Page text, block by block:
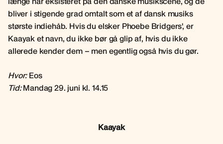
bliver i stigende grad omtalt som et af dansk musiks
største indiehåb. Hvis du elsker Phoebe Bridgers', er
Kaayak et navn, du ikke bør gå glip af, hvis du ikke
allerede kender dem – men egentlig også hvis du gør.
Hvor:Eos
Tid:Mandag 29. juni kl. 14.15
Kaayak